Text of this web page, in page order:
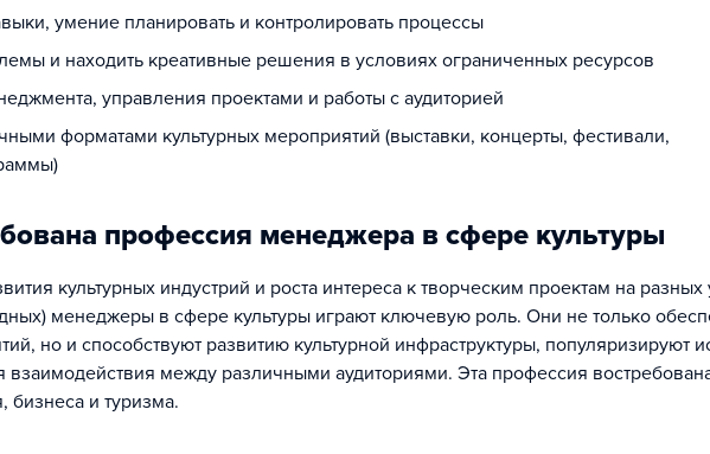
умение планировать и контролировать процессы
и находить креативные решения в условиях ограниченных ресурсов
управления проектами и работы с аудиторией
форматами культурных мероприятий (выставки, концерты, фестивали,
профессия менеджера в сфере культуры
культурных индустрий и роста интереса к творческим проектам на разных
менеджеры в сфере культуры играют ключевую роль. Они не только
но и способствуют развитию культурной инфраструктуры, популяризируют
между различными аудиториями. Эта профессия
бизнеса и туризма.